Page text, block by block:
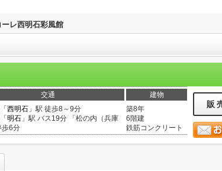
ーレ西明石彩風館
交通 建物
「 西明石 」駅 徒歩8～9分
「 明石 」駅 バス19分 「松の内（兵庫
歩6分
築8年
6階建
鉄筋コンクリート
販